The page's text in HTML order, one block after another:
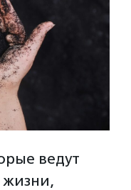
ведут
жизни,